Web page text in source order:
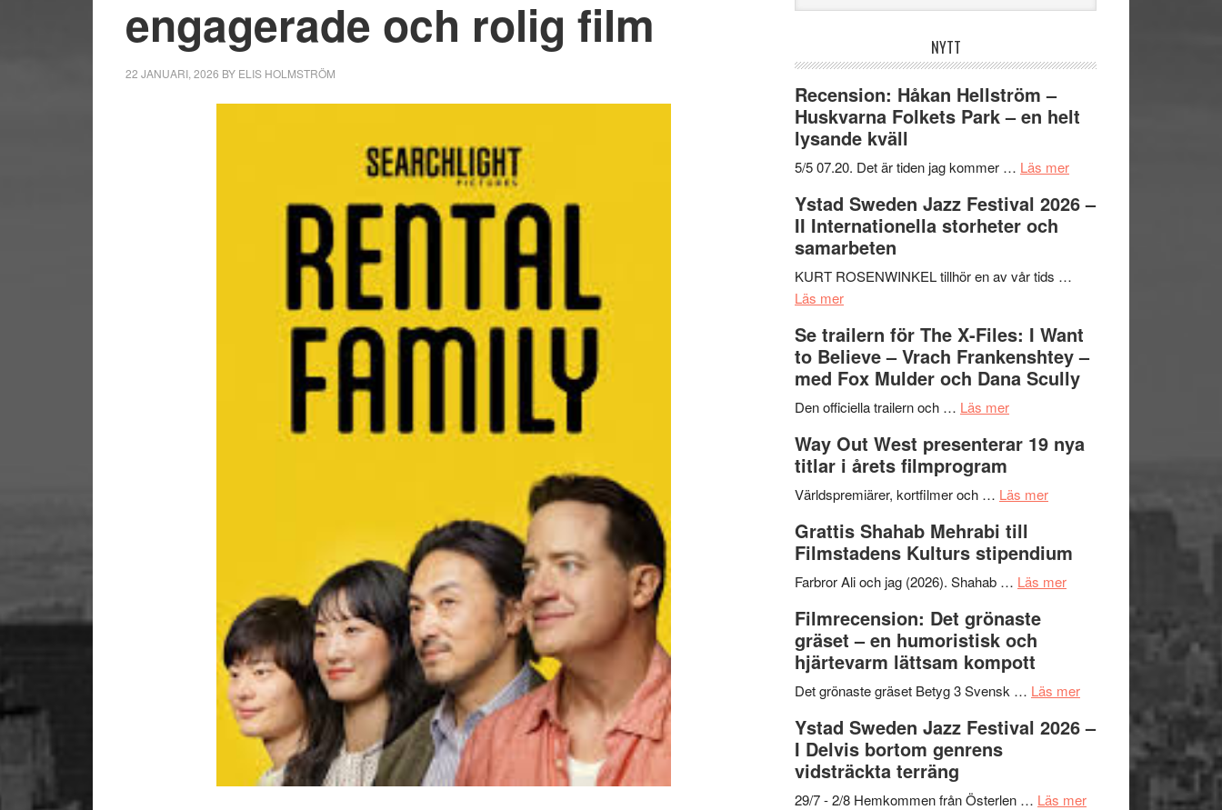
engagerade och rolig film
22 JANUARI, 2026 BY ELIS HOLMSTRÖM
webbplatsen
NYTT
Recension: Håkan Hellström –
Huskvarna Folkets Park – en helt
lysande kväll
5/5 07.20. Det är tiden jag kommer … Läs merom
Håkan
–
en
helt
Ystad Sweden Jazz Festival 2026 –
II Internationella storheter och
samarbeten
KURT ROSENWINKEL tillhör en av vår tids …
Läs merom
Sweden
Jazz
Festival
2026
II
Internationella
storheter
samarbeten
Se trailern för The X-Files: I Want
to Believe – Vrach Frankenshtey –
med Fox Mulder och Dana Scully
Den officiella trailern och … Läs merom
trailern
The
Files:
I
Want
Believe
–
Vrach
Frankenshtey
med
och
Way Out West presenterar 19 nya
titlar i årets filmprogram
Världspremiärer, kortfilmer och … Läs merom
West
presenterar
årets
Grattis Shahab Mehrabi till
Filmstadens Kulturs stipendium
Farbror Ali och jag (2026). Shahab … Läs merom
Filmstadens
stipendium
Filmrecension: Det grönaste
gräset – en humoristisk och
hjärtevarm lättsam kompott
Det grönaste gräset Betyg 3 Svensk … Läs merom
Filmrecension:
Det
–
Ystad Sweden Jazz Festival 2026 –
I Delvis bortom genrens
vidsträckta terräng
29/7 - 2/8 Hemkommen från Österlen … Läs merom